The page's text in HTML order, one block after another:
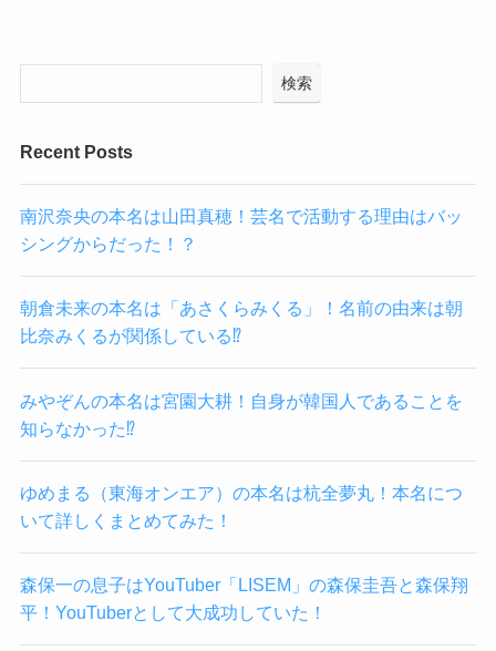
検索
Recent Posts
南沢奈央の本名は山田真穂！芸名で活動する理由はバッ
シングからだった！？
朝倉未来の本名は「あさくらみくる」！名前の由来は朝
比奈みくるが関係している⁉
みやぞんの本名は宮園大耕！自身が韓国人であることを
知らなかった⁉
ゆめまる（東海オンエア）の本名は杭全夢丸！本名につ
いて詳しくまとめてみた！
森保一の息子はYouTuber「LISEM」の森保圭吾と森保翔
平！YouTuberとして大成功していた！